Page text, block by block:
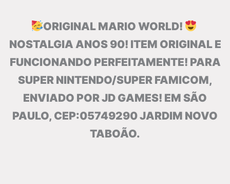
ORIGINAL MARIO WORLD!
NOSTALGIA ANOS 90! ITEM ORIGINAL E
FUNCIONANDO PERFEITAMENTE! PARA
SUPER NINTENDO/SUPER FAMICOM,
ENVIADO POR JD GAMES! EM SÃO
PAULO, CEP:05749290 JARDIM NOVO
TABOÃO.